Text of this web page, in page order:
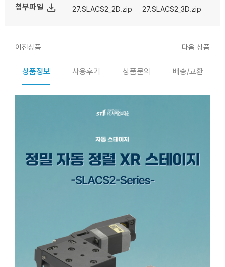
첨부파일 file_download 27.SLACS2_2D.zip 27.SLACS2_3D.zip
이전상품 다음 상품
상품정보 사용후기 상품문의 배송/교환